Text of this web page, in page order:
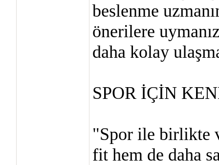
beslenme
önerilere
daha kolay
SPOR İÇİN
"Spor ile birlikte
fit hem de daha